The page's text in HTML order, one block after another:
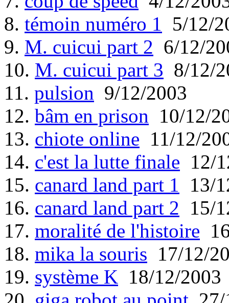
8. témoin numéro 1 5/12/
9. M. cuicui part 2 6/12/
10. M. cuicui part 3 8/12/
11. pulsion 9/12/2003
12. bâm en prison 10/12/
13. chiote online 11/12/
14. c'est la lutte finale 12/
15. canard land part 1 13/
16. canard land part 2 15/
17. moralité de l'histoire
18. mika la souris 17/12/
19. système K 18/12/2003